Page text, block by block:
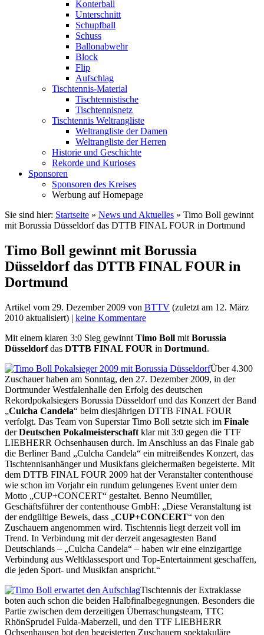
Konterball
Unterschnitt
Schupfball
Schuss
Ballonabwehr
Block
Flip
Aufschlag
Tischtennis-Material
Tischtennistische
Tischtennisnetz
Tischtennis Weltrangliste
Weltrangliste der Damen
Weltrangliste der Herren
Historie und Geschichte
Rekorde und Kurioses
Sponsoren
Sponsoren des Kreises
Werbung auf Homepage
Sie sind hier: Startseite » News und Aktuelles » Timo Boll gewinnt
mit Borussia Düsseldorf das DTTB FINAL FOUR in Dortmund
Timo Boll gewinnt mit Borussia
Düsseldorf das DTTB FINAL FOUR in
Dortmund
Artikel vom 29. Dezember 2009 von BTTV (zuletzt am 12. März
2010 aktualisiert) | keine Kommentare
Mit einem klaren 3:0 Sieg gewinnt Timo Boll mit Borussia
Düsseldorfdas DTTB FINAL FOUR in Dortmund.
Über 4.300
Zuschauer haben am Sonntag, den 27. Dezember 2009, in der
Dortmunder Westfalenhalle den Erfolg des deutschen
Rekordpokalsiegers Borussia Düsseldorf und das Konzert der Band
„Culcha Candela“ beim diesjährigen DTTB FINAL FOUR
verfolgt. Das Team von Superstar Timo Boll setzte sich im Finale
derDeutschen Pokalmeisterschaft klar mit 3:0 gegen die TTF
LIEBHERR Ochsenhausen durch. Im Anschluss an das Finale gab
die Berliner Band „Culcha Candela“ ein mitreißendes Konzert, das
Tischtennisanhänger und Musikfans gleichermaßen begeisterte. Mit
dem DTTB FINAL FOUR 2009 hat der Veranstalter contenthouse
wie schon im Vorjahr ein rundum gelungenes Event unter dem
Motto „CUP+CONCERT“ gestaltet. Benno Neumüller,
Geschäftsführer der contenthouse GmbH: „Diese Veranstaltung ist
der endgültige Beweis, dass „CUP+CONCERT“ von den
Zuschauern angenommen wird. Tischtennis liegt derzeit voll im
Trend. In Verbindung mit der derzeit angesagtesten Band
Deutschlands – „Culcha Candela“ – haben wir eine einzigartige
Verbindung aus Weltklassesport und Top-Entertainment geschaffen,
die jeden Sport- und Musikfan anspricht.“
Tischtennis der Extraklasse
boten auch schon die beiden Halbfinalbegegnungen. Besonders die
Partie zwischen dem derzeitigen Überraschungsteam, TTC
RhönSprudel Fulda-Maberzell, und den TTF LIEBHERR
Ochsenhausen bot den begeisterten Zuschauern spektakuläre